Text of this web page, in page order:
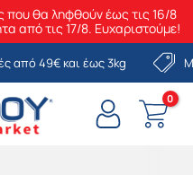
που θα ληφθούν έως τις 16/8
από τις 17/8. Ευχαριστούμε!
από 49€ και έως 3kg